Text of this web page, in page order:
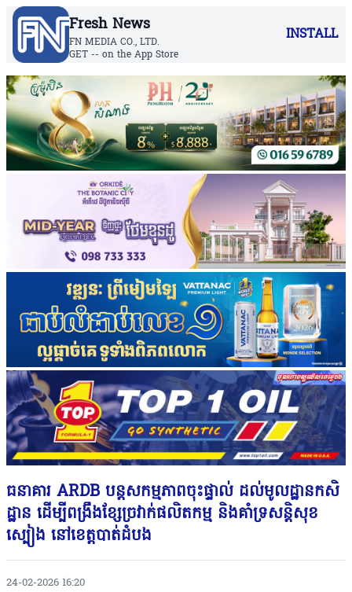
Fresh News
FN MEDIA CO., LTD.
GET -- on the App Store
INSTALL
ធនាគារ ARDB បន្តសកម្មភាពចុះផ្ទាល់ ដល់មូលដ្ឋានកសិ
ដ្ឋាន ដើម្បីពង្រឹងខ្សែច្រវាក់ផលិតកម្ម និងគាំទ្រសន្តិសុខ
ស្បៀង នៅខេត្តបាត់ដំបង
24-02-2026 16:20